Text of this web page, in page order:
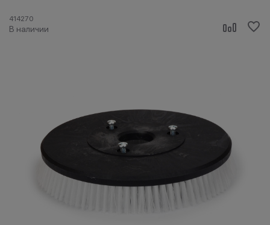
414270
В наличии
Здравоохранение
Салоны красоты
и спортзалы